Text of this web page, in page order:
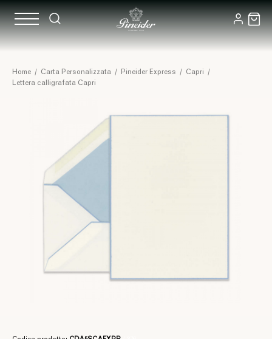
Home / Carta Personalizzata / Pineider Express / Capri
/
Lettera calligrafata Capri